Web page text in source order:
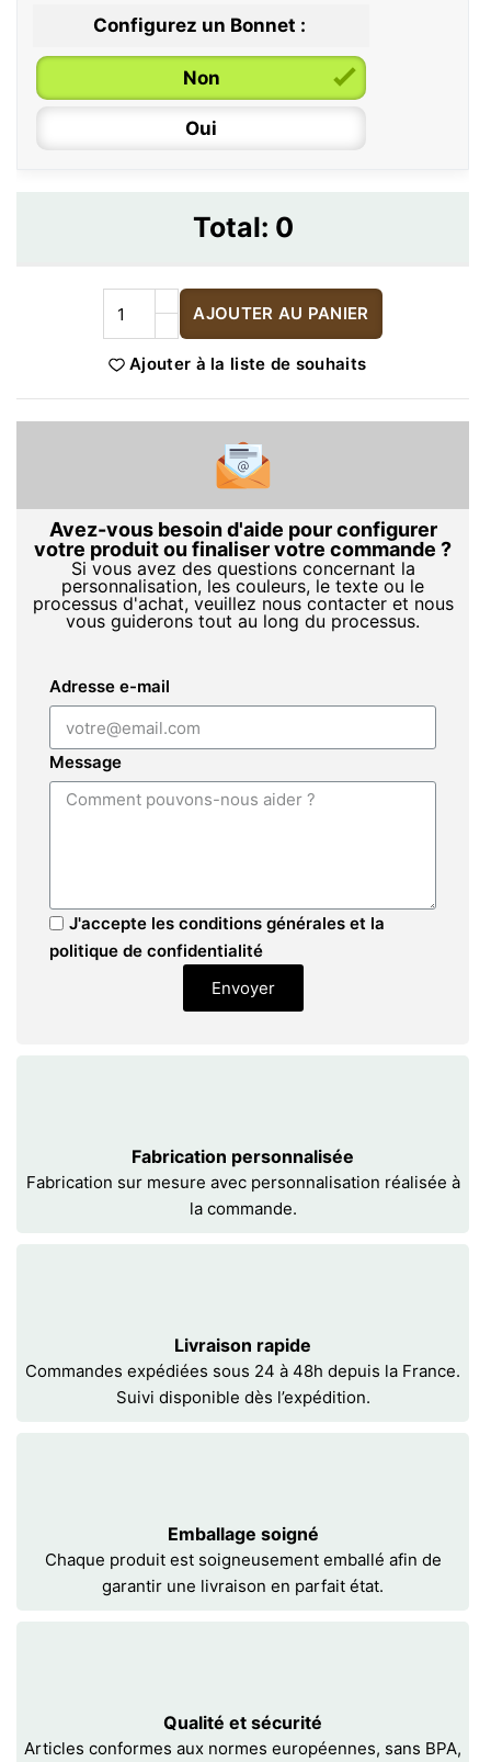
Configurez un Bonnet :
Non
Oui
Total: 0
AJOUTER AU PANIER
Ajouter à la liste de souhaits
Avez-vous besoin d'aide pour configurer
votre produit ou finaliser votre commande ?
Si vous avez des questions concernant la
personnalisation, les couleurs, le texte ou le
processus d'achat, veuillez nous contacter et nous
vous guiderons tout au long du processus.
Adresse e-mail
Message
J'accepte les conditions générales et la
politique de confidentialité
Envoyer
Fabrication personnalisée
Fabrication sur mesure avec personnalisation réalisée à
la commande.
Livraison rapide
Commandes expédiées sous 24 à 48h depuis la France.
Suivi disponible dès l’expédition.
Emballage soigné
Chaque produit est soigneusement emballé afin de
garantir une livraison en parfait état.
Qualité et sécurité
Articles conformes aux normes européennes, sans BPA,